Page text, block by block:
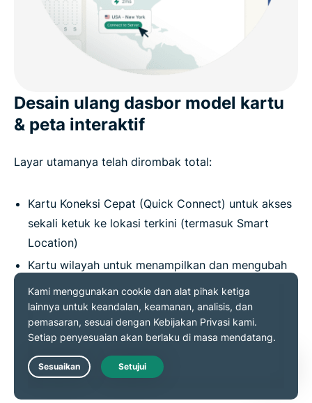
Desain ulang dasbor model kartu
& peta interaktif
Layar utamanya telah dirombak total:
Kartu Koneksi Cepat (Quick Connect) untuk akses
sekali ketuk ke lokasi terkini (termasuk Smart
Location)
Kartu wilayah untuk menampilkan dan mengubah
lokasi server saat ini
Kartu Waktu Perlindungan (Time-Protected)
menunjukkan durasi dan protokol
dan tip alat